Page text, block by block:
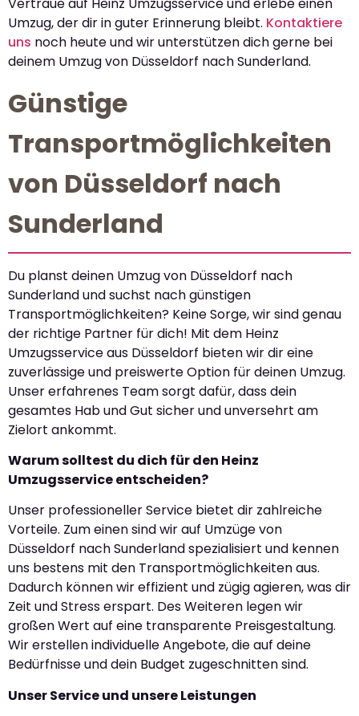
Vertraue auf Heinz Umzugsservice und erlebe einen
Umzug, der dir in guter Erinnerung bleibt. Kontaktiere
uns noch heute und wir unterstützen dich gerne bei
deinem Umzug von Düsseldorf nach Sunderland.
Günstige
Transportmöglichkeiten
von Düsseldorf nach
Sunderland
Du planst deinen Umzug von Düsseldorf nach
Sunderland und suchst nach günstigen
Transportmöglichkeiten? Keine Sorge, wir sind genau
der richtige Partner für dich! Mit dem Heinz
Umzugsservice aus Düsseldorf bieten wir dir eine
zuverlässige und preiswerte Option für deinen Umzug.
Unser erfahrenes Team sorgt dafür, dass dein
gesamtes Hab und Gut sicher und unversehrt am
Zielort ankommt.
Warum solltest du dich für den Heinz
Umzugsservice entscheiden?
Unser professioneller Service bietet dir zahlreiche
Vorteile. Zum einen sind wir auf Umzüge von
Düsseldorf nach Sunderland spezialisiert und kennen
uns bestens mit den Transportmöglichkeiten aus.
Dadurch können wir effizient und zügig agieren, was dir
Zeit und Stress erspart. Des Weiteren legen wir
großen Wert auf eine transparente Preisgestaltung.
Wir erstellen individuelle Angebote, die auf deine
Bedürfnisse und dein Budget zugeschnitten sind.
Unser Service und unsere Leistungen